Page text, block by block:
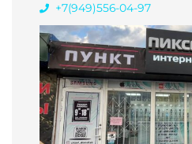
+7(949)556-04-97